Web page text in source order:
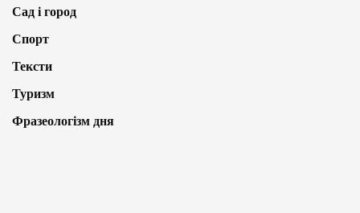
Сад і город
Спорт
Тексти
Туризм
Фразеологізм дня